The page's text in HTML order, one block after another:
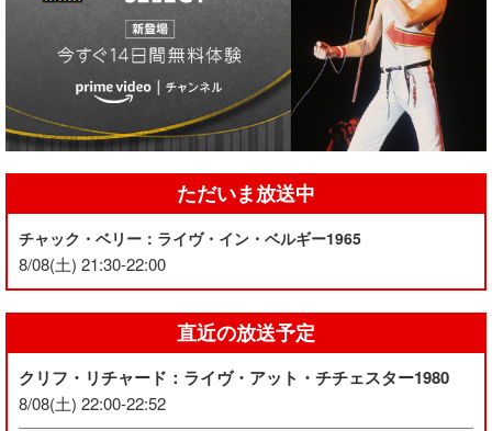
ただいま放送中
チャック・ベリー：ライヴ・イン・ベルギー1965
8/08(土) 21:30-22:00
直近の放送予定
クリフ・リチャード：ライヴ・アット・チチェスター1980
8/08(土) 22:00-22:52